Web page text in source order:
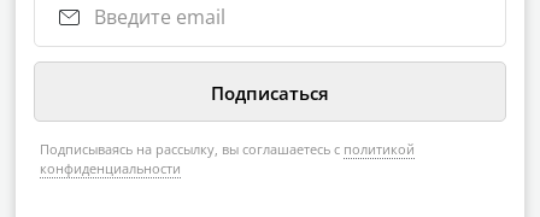
Подписываясь на рассылку, вы соглашаетесь с политикой
конфиденциальности